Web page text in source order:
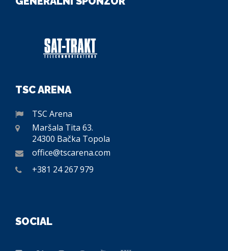
TSC ARENA
TSC Arena
Maršala Tita 63.
24300 Bačka Topola
office@tscarena.com
+381 24 267 979
SOCIAL